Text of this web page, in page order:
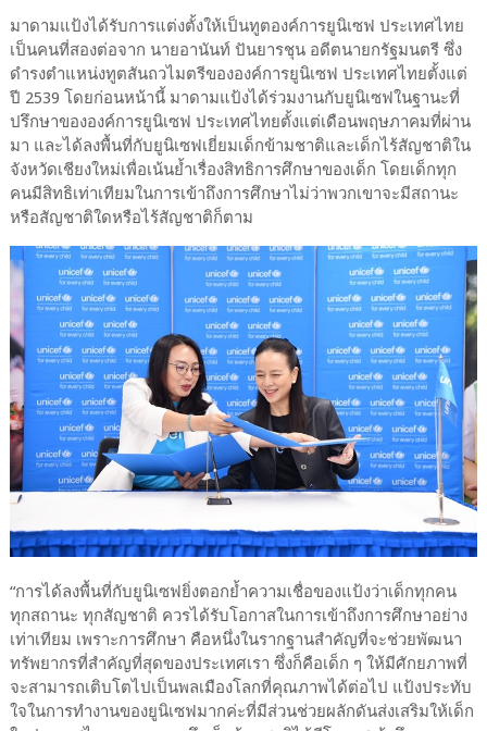
มาดามแป้งได้รับการแต่งตั้งให้เป็นทูตองค์การยูนิเซฟ ประเทศไทย
เป็นคนที่สองต่อจาก นายอานันท์ ปันยารชุน อดีตนายกรัฐมนตรี ซึ่ง
ดำรงตำแหน่งทูตสันถวไมตรีขององค์การยูนิเซฟ ประเทศไทยตั้งแต่
ปี 2539 โดยก่อนหน้านี้ มาดามแป้งได้ร่วมงานกับยูนิเซฟในฐานะที่
ปรึกษาขององค์การยูนิเซฟ ประเทศไทยตั้งแต่เดือนพฤษภาคมที่ผ่าน
มา และได้ลงพื้นที่กับยูนิเซฟเยี่ยมเด็กข้ามชาติและเด็กไร้สัญชาติใน
จังหวัดเชียงใหม่เพื่อเน้นย้ำเรื่องสิทธิการศึกษาของเด็ก โดยเด็กทุก
คนมีสิทธิเท่าเทียมในการเข้าถึงการศึกษาไม่ว่าพวกเขาจะมีสถานะ
หรือสัญชาติใดหรือไร้สัญชาติก็ตาม
“การได้ลงพื้นที่กับยูนิเซฟยิ่งตอกย้ำความเชื่อของแป้งว่าเด็กทุกคน
ทุกสถานะ ทุกสัญชาติ ควรได้รับโอกาสในการเข้าถึงการศึกษาอย่าง
เท่าเทียม เพราะการศึกษา คือหนึ่งในรากฐานสำคัญที่จะช่วยพัฒนา
ทรัพยากรที่สำคัญที่สุดของประเทศเรา ซึ่งก็คือเด็ก ๆ ให้มีศักยภาพที่
จะสามารถเติบโตไปเป็นพลเมืองโลกที่คุณภาพได้ต่อไป แป้งประทับ
ใจในการทำงานของยูนิเซฟมากค่ะที่มีส่วนช่วยผลักดันส่งเสริมให้เด็ก